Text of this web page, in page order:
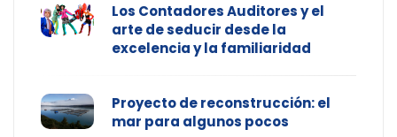
Los Contadores Auditores y el
arte de seducir desde la
excelencia y la familiaridad
Proyecto de reconstrucción: el
mar para algunos pocos